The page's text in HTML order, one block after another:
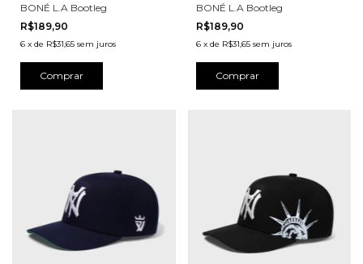
BONÉ L.A Bootleg
R$189,90
6 x de R$31,65 sem juros
Comprar
BONÉ L.A Bootleg
R$189,90
6 x de R$31,65 sem juros
Comprar